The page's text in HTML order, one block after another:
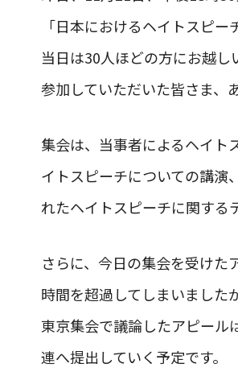
「日本におけるヘイトスピ
当日は30人ほどの方にお越し
参加していただいた皆さま、
集会は、当事者によるヘイト
イトスピーチについての講演
れたヘイトスピーチに関する
さらに、今日の集会を受けた
時間を超過してしまいました
東京集会で議論したアピール
連へ提出していく予定です。